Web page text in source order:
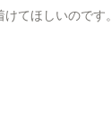
てほしいのです。